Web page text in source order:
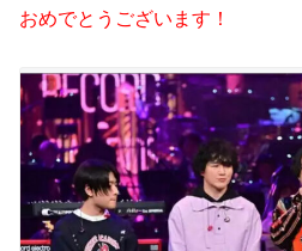
おめでとうございます！